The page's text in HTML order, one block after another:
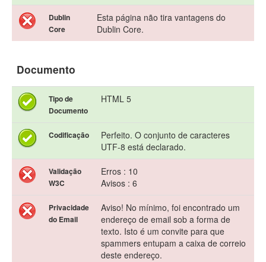
Dublin
Core
Esta página não tira vantagens do
Dublin Core.
Documento
Tipo de
Documento
HTML 5
Codificação
Perfeito. O conjunto de caracteres
UTF-8 está declarado.
Validação
W3C
Erros : 10
Avisos : 6
Privacidade
do Email
Aviso! No mínimo, foi encontrado um
endereço de email sob a forma de
texto. Isto é um convite para que
spammers entupam a caixa de correio
deste endereço.